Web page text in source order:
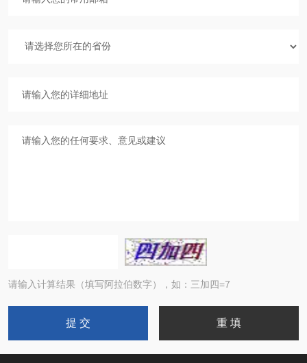
请输入计算结果（填写阿拉伯数字），如：三加四=7